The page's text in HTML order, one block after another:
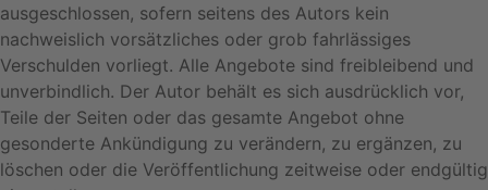
ausgeschlossen, sofern seitens des Autors kein
nachweislich vorsätzliches oder grob fahrlässiges
Verschulden vorliegt. Alle Angebote sind freibleibend und
unverbindlich. Der Autor behält es sich ausdrücklich vor,
Teile der Seiten oder das gesamte Angebot ohne
gesonderte Ankündigung zu verändern, zu ergänzen, zu
löschen oder die Veröffentlichung zeitweise oder endgültig